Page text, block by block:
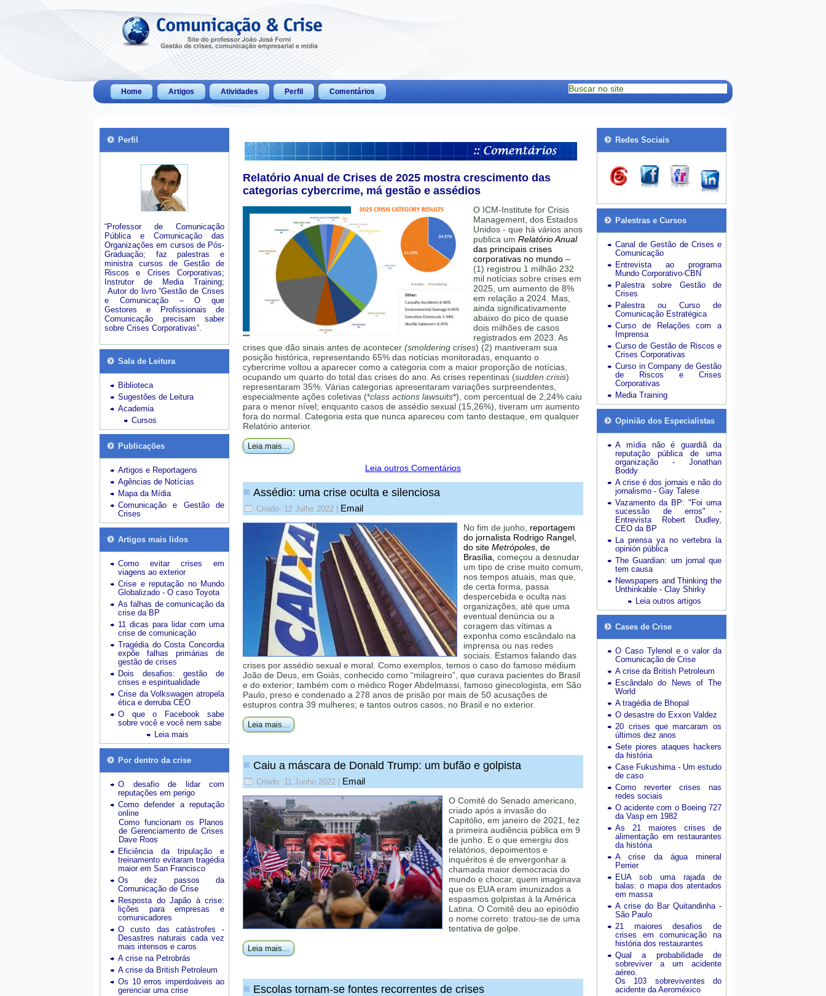
Home Artigos Atividades Perfil Comentários
Perfil
“Professor de Comunicação
Pública e Comunicação das
Organizações em cursos de Pós-
Graduação; faz palestras e
ministra cursos de Gestão de
Riscos e Crises Corporativas;
Instrutor de Media Training;
Autor do livro “Gestão de Crises
e Comunicação – O que
Gestores e Profissionais de
Comunicação precisam saber
sobre Crises Corporativas”.
Sala de Leitura
Biblioteca
Sugestões de Leitura
Academia
Cursos
Publicações
Artigos e Reportagens
Agências de Notícias
Mapa da Mídia
Comunicação e Gestão de
Crises
Artigos mais lidos
Como evitar crises em
viagens ao exterior
Crise e reputação no Mundo
Globalizado - O caso Toyota
As falhas de comunicação da
crise da BP
11 dicas para lidar com uma
crise de comunicação
Tragédia do Costa Concordia
expõe falhas primárias de
gestão de crises
Dois desafios: gestão de
crises e espiritualidade
Crise da Volkswagen atropela
ética e derruba CEO
O que o Facebook sabe
sobre você e você nem sabe
Leia mais
Por dentro da crise
O desafio de lidar com
reputações em perigo
Como defender a reputação
online
Como funcionam os Planos
de Gerenciamento de Crises
Dave Roos
Eficiência da tripulação e
treinamento evitaram tragédia
maior em San Francisco
Os dez passos da
Comunicação de Crise
Resposta do Japão à crise:
lições para empresas e
comunicadores
O custo das catástrofes -
Desastres naturais cada vez
mais intensos e caros
A crise na Petrobrás
A crise da British Petroleum
Os 10 erros imperdoáveis ao
gerenciar uma crise
Relatório Anual de Crises de 2025 mostra crescimento das
categorias cybercrime, má gestão e assédios
O ICM-Institute for Crisis
Management, dos Estados
Unidos - que há vários anos
publica um Relatório Anual
das principais crises
corporativas no mundo –
(1) registrou 1 milhão 232
mil notícias sobre crises em
2025, um aumento de 8%
em relação a 2024. Mas,
ainda significativamente
abaixo do pico de quase
dois milhões de casos
registrados em 2023. As
crises que dão sinais antes de acontecer (smoldering crises) (2) mantiveram sua
posição histórica, representando 65% das notícias monitoradas, enquanto o
cybercrime voltou a aparecer como a categoria com a maior proporção de notícias,
ocupando um quarto do total das crises do ano. As crises repentinas (sudden crisis)
representaram 35%. Várias categorias apresentaram variações surpreendentes,
especialmente ações coletivas (*class actions lawsuits*), com percentual de 2,24% caiu
para o menor nível; enquanto casos de assédio sexual (15,26%), tiveram um aumento
fora do normal. Categoria esta que nunca apareceu com tanto destaque, em qualquer
Relatório anterior.
Leia mais...
Leia outros Comentários
Assédio: uma crise oculta e silenciosa
Criado: 12 Julho 2022 Email
No fim de junho, reportagem
do jornalista Rodrigo Rangel,
do site Metrópoles , de
Brasília, começou a desnudar
um tipo de crise muito comum,
nos tempos atuais, mas que,
de certa forma, passa
despercebida e oculta nas
organizações, até que uma
eventual denúncia ou a
coragem das vítimas a
exponha como escândalo na
imprensa ou nas redes
sociais. Estamos falando das
crises por assédio sexual e moral. Como exemplos, temos o caso do famoso médium
João de Deus, em Goiás, conhecido como “milagreiro”, que curava pacientes do Brasil
e do exterior; também com o médico Roger Abdelmassi, famoso ginecologista, em São
Paulo, preso e condenado a 278 anos de prisão por mais de 50 acusações de
estupros contra 39 mulheres; e tantos outros casos, no Brasil e no exterior.
Leia mais...
Caiu a máscara de Donald Trump: um bufão e golpista
Criado: 11 Junho 2022 Email
O Comitê do Senado americano,
criado após a invasão do
Capitólio, em janeiro de 2021, fez
a primeira audiência pública em 9
de junho. E o que emergiu dos
relatórios, depoimentos e
inquéritos é de envergonhar a
chamada maior democracia do
mundo e chocar, quem imaginava
que os EUA eram imunizados a
espasmos golpistas à la América
Latina. O Comitê deu ao episódio
o nome correto: tratou-se de uma
tentativa de golpe.
Leia mais...
Escolas tornam-se fontes recorrentes de crises
Redes Sociais
Palestras e Cursos
Canal de Gestão de Crises e
Comunicação
Entrevista ao programa
Mundo Corporativo-CBN
Palestra sobre Gestão de
Crises
Palestra ou Curso de
Comunicação Estratégica
Curso de Relações com a
Imprensa
Curso de Gestão de Riscos e
Crises Corporativas
Curso in Company de Gestão
de Riscos e Crises
Corporativas
Media Training
Opinião dos Especialistas
A mídia não é guardiã da
reputação pública de uma
organização - Jonathan
Boddy
A crise é dos jornais e não do
jornalismo - Gay Talese
Vazamento da BP: "Foi uma
sucessão de erros" -
Entrevista Robert Dudley,
CEO da BP
La prensa ya no vertebra la
opinión pública
The Guardian: um jornal que
tem causa
Newspapers and Thinking the
Unthinkable - Clay Shirky
Leia outros artigos
Cases de Crise
O Caso Tylenol e o valor da
Comunicação de Crise
A crise da British Petroleum
Escândalo do News of The
World
A tragédia de Bhopal
O desastre do Exxon Valdez
20 crises que marcaram os
últimos dez anos
Sete piores ataques hackers
da história
Case Fukushima - Um estudo
de caso
Como reverter crises nas
redes sociais
O acidente com o Boeing 727
da Vasp em 1982
As 21 maiores crises de
alimentação em restaurantes
da história
A crise da água mineral
Perrier
EUA sob uma rajada de
balas: o mapa dos atentados
em massa
A crise do Bar Quitandinha -
São Paulo
21 maiores desafios de
crises em comunicação na
história dos restaurantes
Qual a probabilidade de
sobreviver a um acidente
aéreo.
Os 103 sobreviventes do
acidente da Aeroméxico